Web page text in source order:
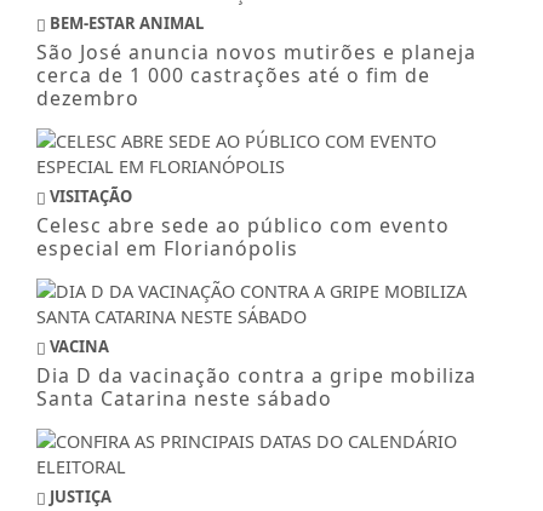
BEM-ESTAR ANIMAL
São José anuncia novos mutirões e planeja
cerca de 1 000 castrações até o fim de
dezembro
VISITAÇÃO
Celesc abre sede ao público com evento
especial em Florianópolis
VACINA
Dia D da vacinação contra a gripe mobiliza
Santa Catarina neste sábado
JUSTIÇA